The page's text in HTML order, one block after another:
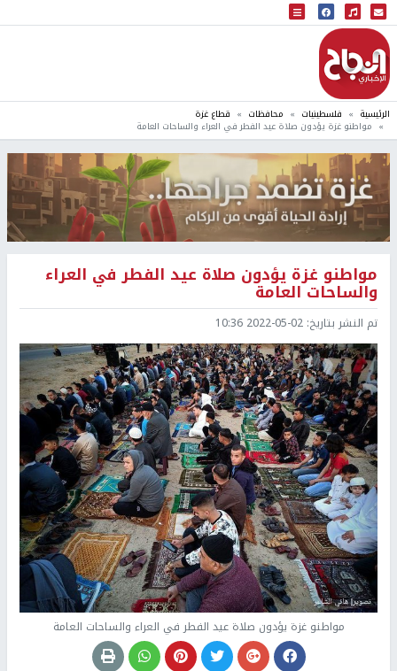
البث المباشر
إذاعة النجاح
الرئيسية فلسطينيات محافظات قطاع غزة
مواطنو غزة يؤدون صلاة عيد الفطر في العراء والساحات العامة
مواطنو غزة يؤدون صلاة عيد الفطر في العراء
والساحات العامة
تم النشر بتاريخ: 2022-05-02 10:36
مواطنو غزة يؤدون صلاة عيد الفطر في العراء والساحات العامة